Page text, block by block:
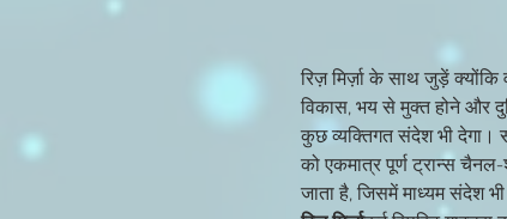
रिज़ मिर्ज़ा के साथ जुड़ें
विकास, भय से मुक्त होने और
कुछ व्यक्तिगत संदेश भी देगा।
को एकमात्र पूर्ण ट्रान्स
जाता है, जिसमें माध्यम संदेश